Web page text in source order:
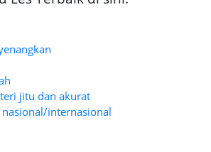
jitu dan akurat
internasional